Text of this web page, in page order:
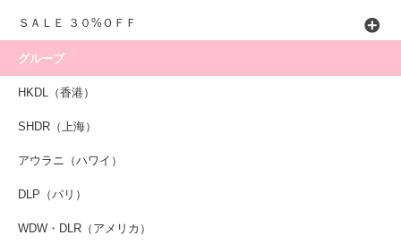
ＳＡＬＥ ３０%ＯＦＦ
グループ
HKDL（香港）
SHDR（上海）
アウラニ（ハワイ）
DLP（パリ）
WDW・DLR（アメリカ）